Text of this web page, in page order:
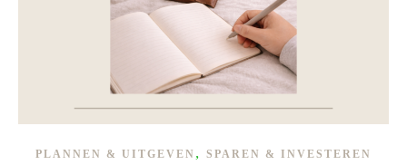
PLANNEN & UITGEVEN , SPAREN & INVESTEREN